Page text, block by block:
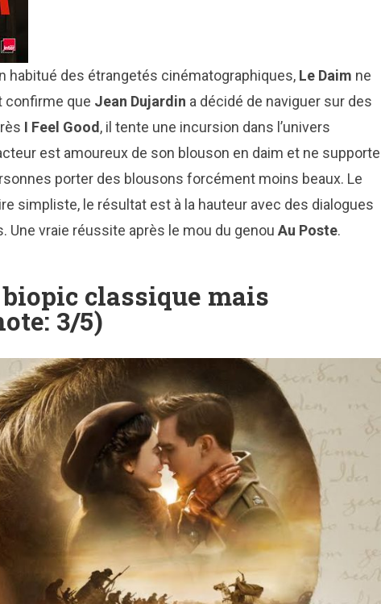
habitué des étrangetés cinématographiques, Le Daim ne
confirme que Jean Dujardin a décidé de naviguer sur des
I Feel Good, il tente une incursion dans l’univers
est amoureux de son blouson en daim et ne supporte
porter des blousons forcément moins beaux. Le
simpliste, le résultat est à la hauteur avec des dialogues
Une vraie réussite après le mou du genou Au Poste.
classique mais
3/5)